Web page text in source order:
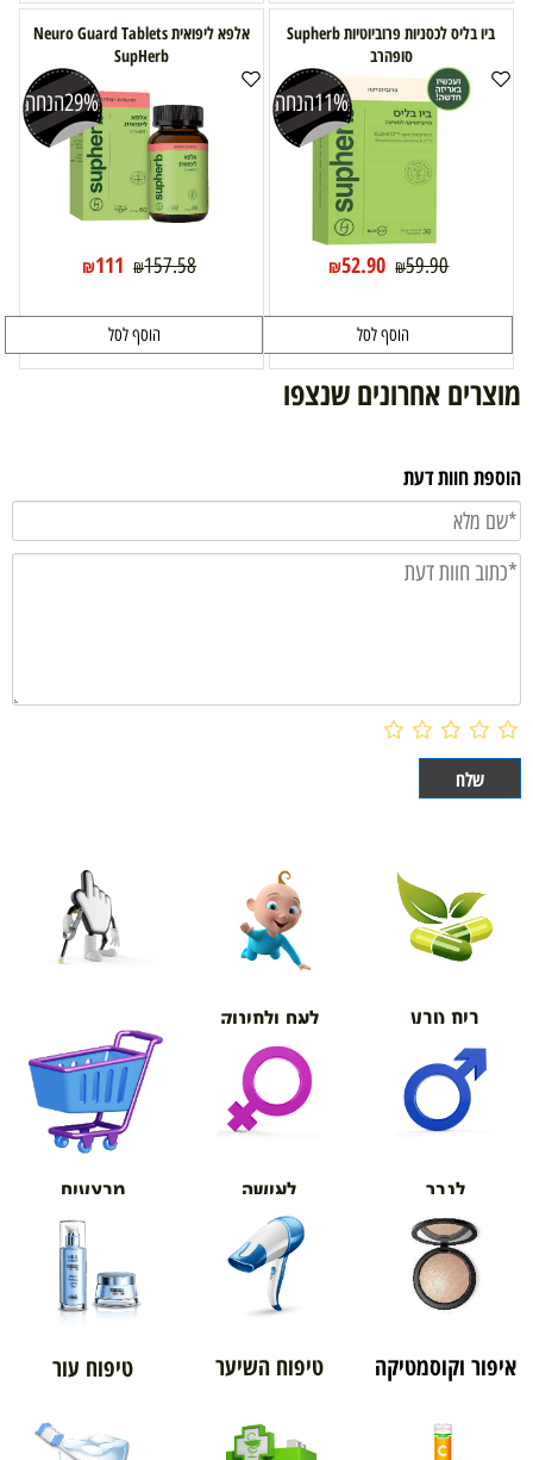
ביו בליס לכסניות פרוביוטיות Supherb
סופהרב
11%הנחה
₪59.90
₪52.90
הוסף לסל
אלפא ליפואית Neuro Guard Tablets
SupHerb
29%הנחה
₪157.58
₪111
הוסף לסל
מוצרים אחרונים שנצפו
הוספת חוות דעת
בית טבע לאם ולתינוק
אורטופדיה
לגבר לאישה מבצעים
איפור וקוסמטיקה טיפוח השיער טיפוח עור